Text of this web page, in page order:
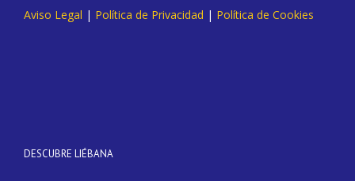
Aviso Legal | Política de Privacidad | Política de Cookies
DESCUBRE LIÉBANA